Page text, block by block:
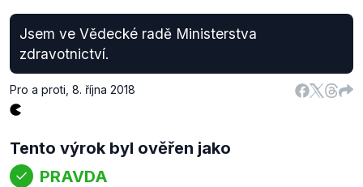
Jsem ve Vědecké radě Ministerstva
zdravotnictví.
Pro a proti 8. října 2018
Tento výrok byl ověřen jako
PRAVDA